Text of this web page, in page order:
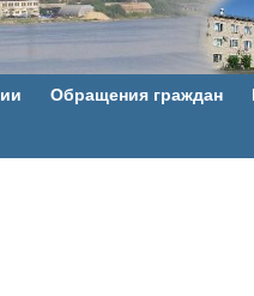
Обращения граждан